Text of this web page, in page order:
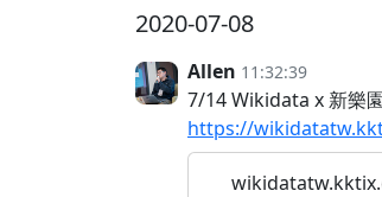
2020-07-08
Allen 11:32:39
7/14 Wikidata x 新樂
https://